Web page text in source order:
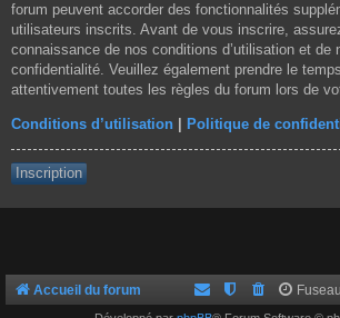
forum peuvent accorder des fonctionnalités
utilisateurs inscrits. Avant de vous inscrire,
connaissance de nos conditions d’utilisation et de
confidentialité. Veuillez également prendre le
attentivement toutes les règles du forum lors de
Conditions d’utilisation Politique de
Inscription
Accueil du forum